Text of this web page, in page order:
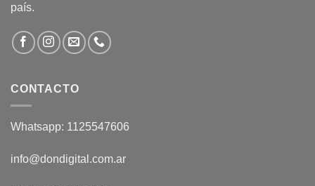
país.
CONTACTO
Whatsapp: 1125547606
info@dondigital.com.ar